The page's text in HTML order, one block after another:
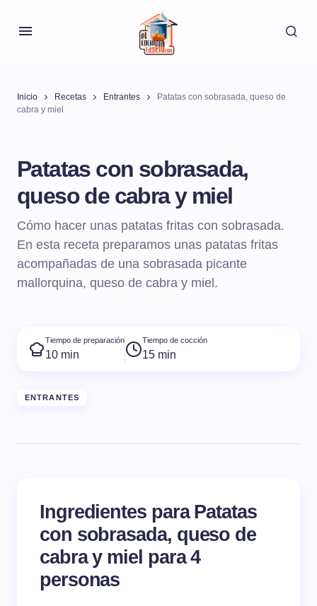
Inicio Recetas Entrantes
Patatas con sobrasada, queso de
cabra y miel
Patatas con sobrasada,
queso de cabra y miel
Cómo hacer unas patatas fritas con sobrasada.
En esta receta preparamos unas patatas fritas
acompañadas de una sobrasada picante
mallorquina, queso de cabra y miel.
Tiempo de preparación
10 min
Tiempo de cocción
15 min
ENTRANTES
Ingredientes para Patatas
con sobrasada, queso de
cabra y miel para 4
personas